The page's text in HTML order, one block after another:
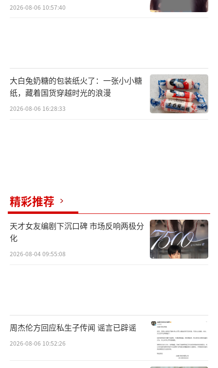
2026-08-06 10:57:40
大白兔奶糖的包装纸火了：一张小小糖
纸，藏着国货穿越时光的浪漫
2026-08-06 16:28:33
精彩推荐
天才女友编剧下沉口碑 市场反响两极分
化
2026-08-04 09:55:08
周杰伦方回应私生子传闻 谣言已辟谣
2026-08-06 10:52:26